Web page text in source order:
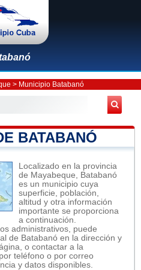
> Municipio Batabanó
BATABANÓ
Localizado en la provincia
de Mayabeque, Batabanó
es un municipio cuya
superficie, población,
altitud y otra información
importante se proporciona
a continuación.
administrativos, puede
de Batabanó en la dirección y
o contactar a la
teléfono o por correo
y datos disponibles.